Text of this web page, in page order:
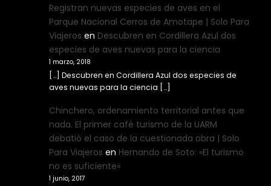
Registran nuevas especies de aves en el
Parque Nacional Cerros de Amotape | Solo Para
Viajeros en Descubren en Cordillera Azul dos
especies de aves nuevas para la ciencia
1 marzo, 2018
[…] Descubren en Cordillera Azul dos especies de
aves nuevas para la ciencia […]
Chinchero, ordenamiento territorial antes que
nada. El primer café turismo de la UARM
debatió el caso de la cuestionada obra | Solo
Para Viajeros en Hernando de Soto: «El turismo
no es suficiente»
1 junio, 2017